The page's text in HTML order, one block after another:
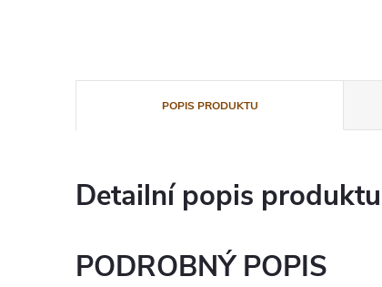
POPIS PRODUKTU
Detailní popis produktu
PODROBNÝ POPIS